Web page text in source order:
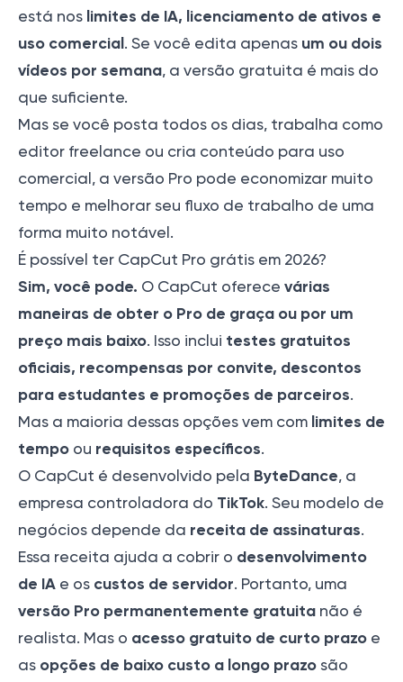
está nos limites de IA, licenciamento de ativos e
uso comercial. Se você edita apenas um ou dois
vídeos por semana, a versão gratuita é mais do
que suficiente.
Mas se você posta todos os dias, trabalha como
editor freelance ou cria conteúdo para uso
comercial, a versão Pro pode economizar muito
tempo e melhorar seu fluxo de trabalho de uma
forma muito notável.
É possível ter CapCut Pro grátis em 2026?
Sim, você pode. O CapCut oferece várias
maneiras de obter o Pro de graça ou por um
preço mais baixo. Isso inclui testes gratuitos
oficiais, recompensas por convite, descontos
para estudantes e promoções de parceiros.
Mas a maioria dessas opções vem com limites de
tempo ou requisitos específicos.
O CapCut é desenvolvido pela ByteDance, a
empresa controladora do TikTok. Seu modelo de
negócios depende da receita de assinaturas.
Essa receita ajuda a cobrir o desenvolvimento
de IA e os custos de servidor. Portanto, uma
versão Pro permanentemente gratuita não é
realista. Mas o acesso gratuito de curto prazo e
as opções de baixo custo a longo prazo são